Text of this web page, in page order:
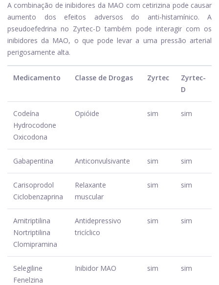
A combinação de inibidores da MAO com cetirizina pode causar
aumento dos efeitos adversos do anti-histamínico. A
pseudoefedrina no Zyrtec-D também pode interagir com os
inibidores da MAO, o que pode levar a uma pressão arterial
perigosamente alta.
Medicamento Classe de Drogas Zyrtec
Zyrtec-
D
Codeína
Hydrocodone
Oxicodona
Opióide sim sim
Gabapentina Anticonvulsivante sim sim
Carisoprodol
Ciclobenzaprina
Relaxante
muscular
sim sim
Amitriptilina
Nortriptilina
Clomipramina
Antidepressivo
tricíclico
sim sim
Selegiline
Fenelzina
Inibidor MAO sim sim